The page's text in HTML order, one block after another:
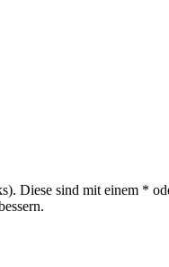
Diese sind mit einem *